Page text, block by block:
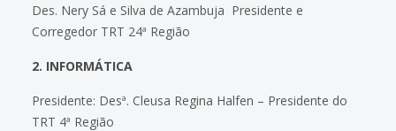
Des. Nery Sá e Silva de Azambuja  Presidente e
Corregedor TRT 24ª Região
2. INFORMÁTICA
Presidente: Desª. Cleusa Regina Halfen – Presidente do
TRT 4ª Região